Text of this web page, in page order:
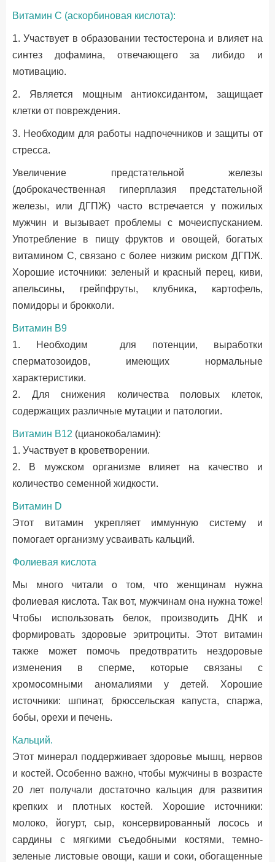
Витамин С (аскорбиновая кислота):
1. Участвует в образовании тестостерона и влияет на
синтез дофамина, отвечающего за либидо и
мотивацию.
2. Является мощным антиоксидантом, защищает
клетки от повреждения.
3. Необходим для работы надпочечников и защиты от
стресса.
Увеличение предстательной железы
(доброкачественная гиперплазия предстательной
железы, или ДГПЖ) часто встречается у пожилых
мужчин и вызывает проблемы с мочеиспусканием.
Употребление в пищу фруктов и овощей, богатых
витамином С, связано с более низким риском ДГПЖ.
Хорошие источники: зеленый и красный перец, киви,
апельсины, грейпфруты, клубника, картофель,
помидоры и брокколи.
Витамин В9
1. Необходим для потенции, выработки
сперматозоидов, имеющих нормальные
характеристики.
2. Для снижения количества половых клеток,
содержащих различные мутации и патологии.
Витамин В12 (цианокобаламин):
1. Участвует в кроветворении.
2. В мужском организме влияет на качество и
количество семенной жидкости.
Витамин D
Этот витамин укрепляет иммунную систему и
помогает организму усваивать кальций.
Фолиевая кислота
Мы много читали о том, что женщинам нужна
фолиевая кислота. Так вот, мужчинам она нужна тоже!
Чтобы использовать белок, производить ДНК и
формировать здоровые эритроциты. Этот витамин
также может помочь предотвратить нездоровые
изменения в сперме, которые связаны с
хромосомными аномалиями у детей. Хорошие
источники: шпинат, брюссельская капуста, спаржа,
бобы, орехи и печень.
Кальций.
Этот минерал поддерживает здоровье мышц, нервов
и костей. Особенно важно, чтобы мужчины в возрасте
20 лет получали достаточно кальция для развития
крепких и плотных костей. Хорошие источники:
молоко, йогурт, сыр, консервированный лосось и
сардины с мягкими съедобными костями, темно-
зеленые листовые овощи, каши и соки, обогащенные